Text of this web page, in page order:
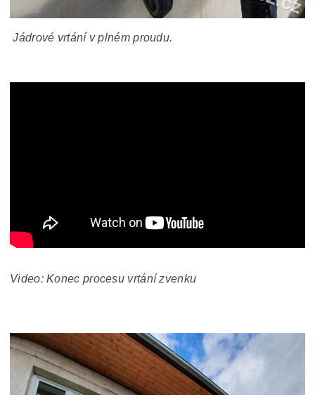
Jádrové vrtání v plném proudu.
Video: Konec procesu vrtání zvenku